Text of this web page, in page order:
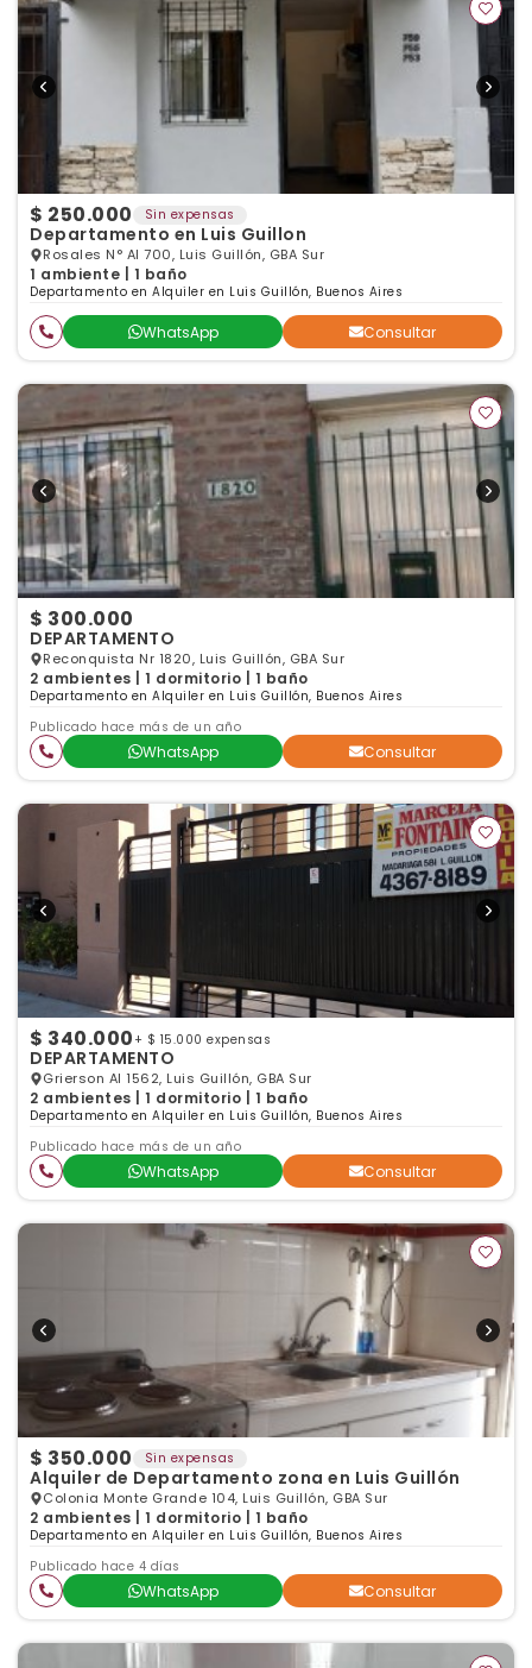
$ 250.000 Sin expensas
Departamento en Luis Guillon
Rosales N° Al 700, Luis Guillón, GBA Sur
1 ambiente | 1 baño
Departamento en Alquiler en Luis Guillón, Buenos Aires
WhatsApp Consultar
$ 300.000
DEPARTAMENTO
Reconquista Nr 1820, Luis Guillón, GBA Sur
2 ambientes | 1 dormitorio | 1 baño
Departamento en Alquiler en Luis Guillón, Buenos Aires
Publicado hace más de un año
WhatsApp Consultar
$ 340.000 + $ 15.000 expensas
DEPARTAMENTO
Grierson Al 1562, Luis Guillón, GBA Sur
2 ambientes | 1 dormitorio | 1 baño
Departamento en Alquiler en Luis Guillón, Buenos Aires
Publicado hace más de un año
WhatsApp Consultar
$ 350.000 Sin expensas
Alquiler de Departamento zona en Luis Guillón
Colonia Monte Grande 104, Luis Guillón, GBA Sur
2 ambientes | 1 dormitorio | 1 baño
Departamento en Alquiler en Luis Guillón, Buenos Aires
Publicado hace 4 días
WhatsApp Consultar